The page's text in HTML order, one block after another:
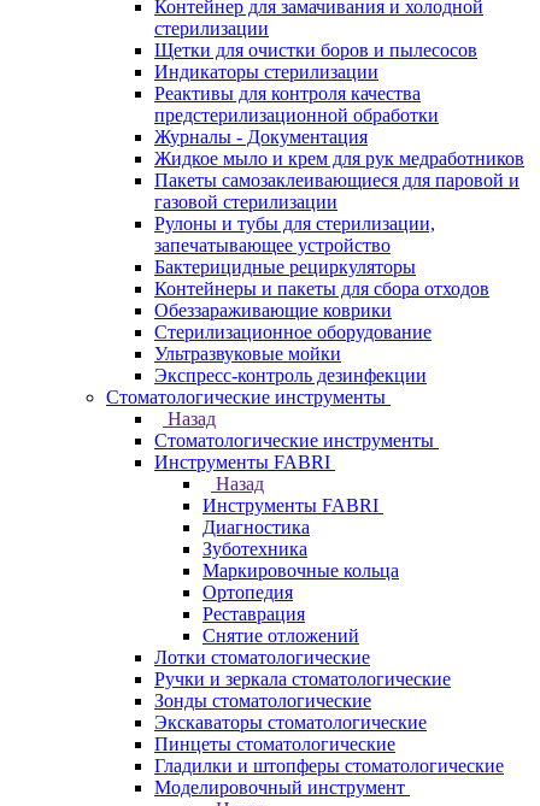
Контейнер для замачивания и холодной
стерилизации
Щетки для очистки боров и пылесосов
Индикаторы стерилизации
Реактивы для контроля качества
предстерилизационной обработки
Журналы - Документация
Жидкое мыло и крем для рук медработников
Пакеты самозаклеивающиеся для паровой и
газовой стерилизации
Рулоны и тубы для стерилизации,
запечатывающее устройство
Бактерицидные рециркуляторы
Контейнеры и пакеты для сбора отходов
Обеззараживающие коврики
Стерилизационное оборудование
Ультразвуковые мойки
Экспресс-контроль дезинфекции
Стоматологические инструменты
Назад
Стоматологические инструменты
Инструменты FABRI
Назад
Инструменты FABRI
Диагностика
Зуботехника
Маркировочные кольца
Ортопедия
Реставрация
Снятие отложений
Лотки стоматологические
Ручки и зеркала стоматологические
Зонды стоматологические
Экскаваторы стоматологические
Пинцеты стоматологические
Гладилки и штопферы стоматологические
Моделировочный инструмент